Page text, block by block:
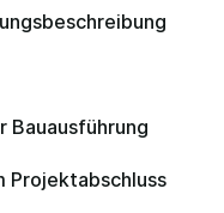
Bauausführung
Projektabschluss